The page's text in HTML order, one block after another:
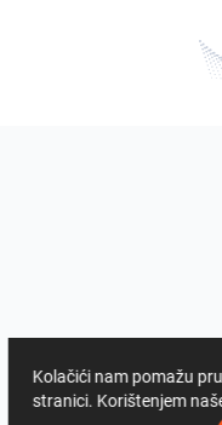
Kolačići nam pomažu
stranici. Korištenjem